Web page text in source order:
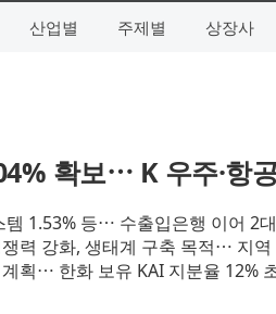
산업별 주제별 상장사
확보⋯ K 우주·항
템 1.53% 등⋯ 수출입은행 이어 2
력 강화, 생태계 구축 목적⋯ 지
획⋯ 한화 보유 KAI 지분율 12%